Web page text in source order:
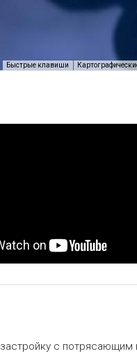
Быстрые клавиши
с потрясающим